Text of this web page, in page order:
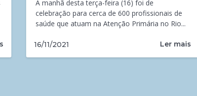
A manhã desta terça-feira (16) foi de
celebração para cerca de 600 profissionais de
saúde que atuam na Atenção Primária no Rio...
16/11/2021 Ler mais